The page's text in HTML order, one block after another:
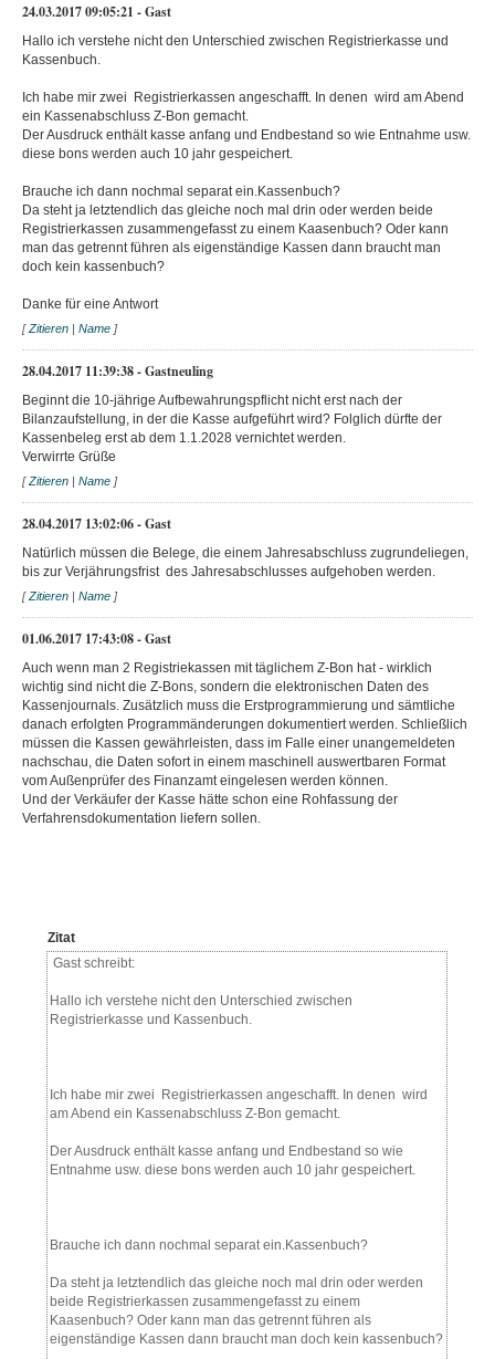
24.03.2017 09:05:21 - Gast
Hallo ich verstehe nicht den Unterschied zwischen Registrierkasse und
Kassenbuch.
Ich habe mir zwei Registrierkassen angeschafft. In denen wird am Abend
ein Kassenabschluss Z-Bon gemacht.
Der Ausdruck enthält kasse anfang und Endbestand so wie Entnahme usw.
diese bons werden auch 10 jahr gespeichert.
Brauche ich dann nochmal separat ein.Kassenbuch?
Da steht ja letztendlich das gleiche noch mal drin oder werden beide
Registrierkassen zusammengefasst zu einem Kaasenbuch? Oder kann
man das getrennt führen als eigenständige Kassen dann braucht man
doch kein kassenbuch?
Danke für eine Antwort
[Zitieren | Name ]
28.04.2017 11:39:38 - Gastneuling
Beginnt die 10-jährige Aufbewahrungspflicht nicht erst nach der
Bilanzaufstellung, in der die Kasse aufgeführt wird? Folglich dürfte der
Kassenbeleg erst ab dem 1.1.2028 vernichtet werden.
Verwirrte Grüße
[Zitieren | Name ]
28.04.2017 13:02:06 - Gast
Natürlich müssen die Belege, die einem Jahresabschluss zugrundeliegen,
bis zur Verjährungsfrist des Jahresabschlusses aufgehoben werden.
[Zitieren | Name ]
01.06.2017 17:43:08 - Gast
Auch wenn man 2 Registriekassen mit täglichem Z-Bon hat - wirklich
wichtig sind nicht die Z-Bons, sondern die elektronischen Daten des
Kassenjournals. Zusätzlich muss die Erstprogrammierung und sämtliche
danach erfolgten Programmänderungen dokumentiert werden. Schließlich
müssen die Kassen gewährleisten, dass im Falle einer unangemeldeten
nachschau, die Daten sofort in einem maschinell auswertbaren Format
vom Außenprüfer des Finanzamt eingelesen werden können.
Und der Verkäufer der Kasse hätte schon eine Rohfassung der
Verfahrensdokumentation liefern sollen.
Zitat
Gast schreibt:
Hallo ich verstehe nicht den Unterschied zwischen
Registrierkasse und Kassenbuch.
Ich habe mir zwei Registrierkassen angeschafft. In denen wird
am Abend ein Kassenabschluss Z-Bon gemacht.
Der Ausdruck enthält kasse anfang und Endbestand so wie
Entnahme usw. diese bons werden auch 10 jahr gespeichert.
Brauche ich dann nochmal separat ein.Kassenbuch?
Da steht ja letztendlich das gleiche noch mal drin oder werden
beide Registrierkassen zusammengefasst zu einem
Kaasenbuch? Oder kann man das getrennt führen als
eigenständige Kassen dann braucht man doch kein kassenbuch?